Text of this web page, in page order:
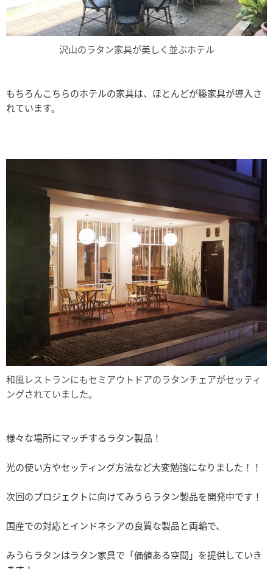
沢山のラタン家具が美しく並ぶホテル
もちろんこちらのホテルの家具は、ほとんどが籐家具が導入さ
れています。
和風レストランにもセミアウトドアのラタンチェアがセッティ
ングされていました。
様々な場所にマッチするラタン製品！
光の使い方やセッティング方法など大変勉強になりました！！
次回のプロジェクトに向けてみうらラタン製品を開発中です！
国産での対応とインドネシアの良質な製品と両輪で、
みうらラタンはラタン家具で「価値ある空間」を提供していき